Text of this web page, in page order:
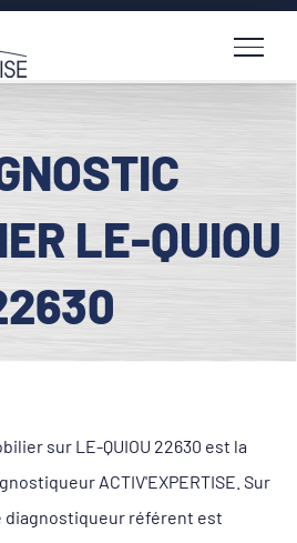
LE-QUIOU
sur LE-QUIOU 22630 est la
ACTIV'EXPERTISE. Sur
diagnostiqueur référent est